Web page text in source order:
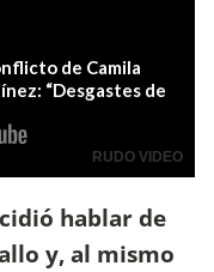
hablar de
y, al mismo